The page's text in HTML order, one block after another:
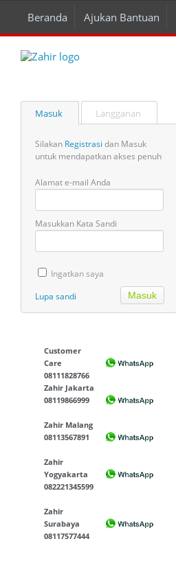
Beranda Ajukan Bantuan
Masuk Langganan
Silakan Registrasi dan Masuk
untuk mendapatkan akses penuh
Alamat e-mail Anda
Masukkan Kata Sandi
Ingatkan saya
Lupa sandi
Customer
Care
08111828766
Zahir Jakarta
08119866999
Zahir Malang
08113567891
Zahir
Yogyakarta
082221345599
Zahir
Surabaya
08117577444